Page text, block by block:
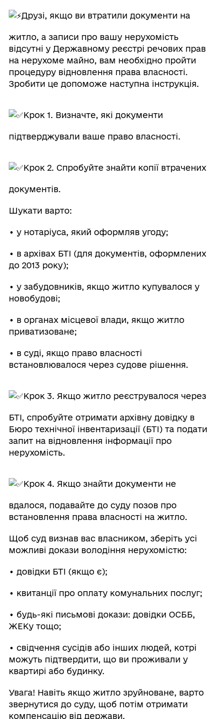
Друзі, якщо ви втратили документи на
житло, а записи про вашу нерухомість
відсутні у Державному реєстрі речових прав
на нерухоме майно, вам необхідно пройти
процедуру відновлення права власності.
Зробити це допоможе наступна інструкція.
Крок 1. Визначте, які документи
підтверджували ваше право власності.
Крок 2. Спробуйте знайти копії втрачених
документів.
Шукати варто:
• у нотаріуса, який оформляв угоду;
• в архівах БТІ (для документів, оформлених
до 2013 року);
• у забудовників, якщо житло купувалося у
новобудові;
• в органах місцевої влади, якщо житло
приватизоване;
• в суді, якщо право власності
встановлювалося через судове рішення.
Крок 3. Якщо житло реєструвалося через
БТІ, спробуйте отримати архівну довідку в
Бюро технічної інвентаризації (БТІ) та подати
запит на відновлення інформації про
нерухомість.
Крок 4. Якщо знайти документи не
вдалося, подавайте до суду позов про
встановлення права власності на житло.
Щоб суд визнав вас власником, зберіть усі
можливі докази володіння нерухомістю:
• довідки БТІ (якщо є);
• квитанції про оплату комунальних послуг;
• будь-які письмові докази: довідки ОСББ,
ЖЕКу тощо;
• свідчення сусідів або інших людей, котрі
можуть підтвердити, що ви проживали у
квартирі або будинку.
Увага! Навіть якщо житло зруйноване, варто
звернутися до суду, щоб потім отримати
компенсацію від держави.